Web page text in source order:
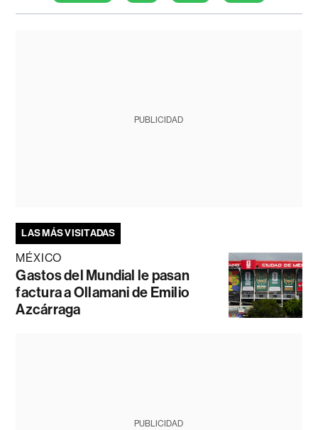
PUBLICIDAD
LAS MÁS VISITADAS
MÉXICO
Gastos del Mundial le pasan
factura a Ollamani de Emilio
Azcárraga
PUBLICIDAD